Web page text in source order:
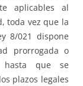
aplicables al
toda vez que la
8/021 dispone
prorrogada o
hasta que se
plazos legales